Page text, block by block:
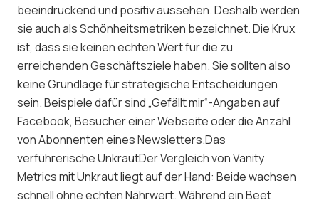
beeindruckend und positiv aussehen. Deshalb werden
sie auch als Schönheitsmetriken bezeichnet. Die Krux
ist, dass sie keinen echten Wert für die zu
erreichenden Geschäftsziele haben. Sie sollten also
keine Grundlage für strategische Entscheidungen
sein. Beispiele dafür sind „Gefällt mir“-Angaben auf
Facebook, Besucher einer Webseite oder die Anzahl
von Abonnenten eines Newsletters.Das
verführerische UnkrautDer Vergleich von Vanity
Metrics mit Unkraut liegt auf der Hand: Beide wachsen
schnell ohne echten Nährwert. Während ein Beet